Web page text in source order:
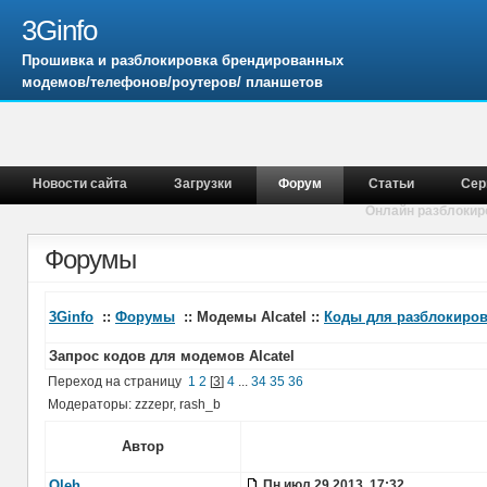
3Ginfo
Прошивка и разблокировка брендированных
модемов/телефонов/роутеров/ планшетов
Новости сайта Загрузки Форум Статьи
Онлайн
Форумы
3Ginfo :: Форумы :: Модемы Alcatel :: Коды для
Запрос кодов для модемов Alcatel
Переход на страницу 1 2 [3] 4 ... 34 35 36
Модераторы: zzzepr, rash_b
Автор